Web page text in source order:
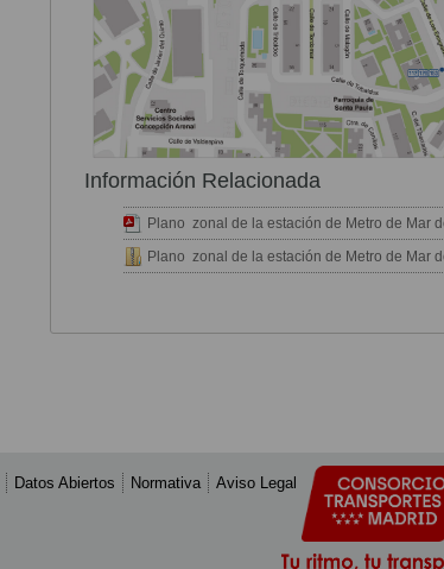
Información Relacionada
Plano zonal de la estación de Metro de Mar
Plano zonal de la estación de Metro de Mar
Datos Abiertos Normativa Aviso Legal